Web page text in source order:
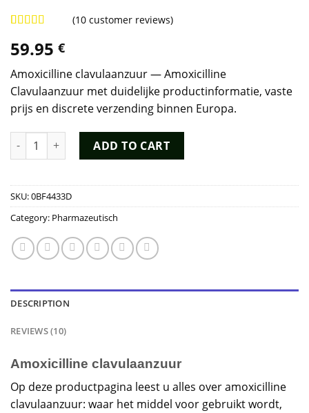
out of 5
based on
customer
ratings
(10 customer reviews)
59.95 €
Amoxicilline clavulaanzuur — Amoxicilline
Clavulaanzuur met duidelijke productinformatie, vaste
prijs en discrete verzending binnen Europa.
Amoxicilline Clavulaanzuur quantity
ADD TO CART
SKU:0BF4433D
Category: Pharmazeutisch
DESCRIPTION
REVIEWS (10)
Amoxicilline clavulaanzuur
Op deze productpagina leest u alles over amoxicilline
clavulaanzuur: waar het middel voor gebruikt wordt,